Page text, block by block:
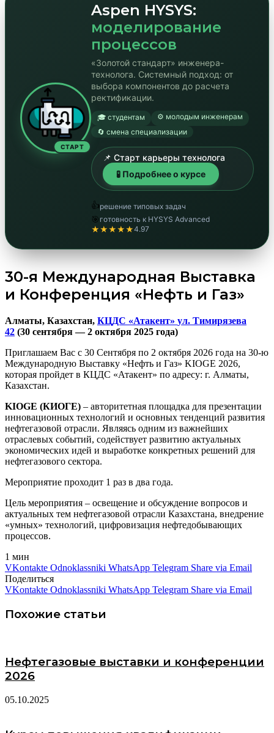
СТАРТ
Aspen HYSYS:
моделирование
процессов
«Золотой стандарт» инженера-
технолога. Системный подход: от
выбора компонентов до расчета
ректификации.
🎓 студентам
⚙️ молодым инженерам
🔄 смена специализации
📌 Старт карьеры технолога
🧪 Подробнее о курсе
👍решение типовых задач
🎯 готовность к HYSYS Advanced
★★★★★4.97
30-я Международная Выставка
и Конференция «Нефть и Газ»
Алматы, Казахстан, КЦДС «Атакент» ул. Тимирязева
42 (30 сентября — 2 октября 2025 года)
Приглашаем Вас с 30 Сентября по 2 октября 2026 года на 30-ю
Международную Выставку «Нефть и Газ» KIOGE 2026,
которая пройдет в КЦДС «Атакент» по адресу: г. Алматы,
Казахстан.
KIOGE (КИОГЕ) – авторитетная площадка для презентации
инновационных технологий и основных тенденций развития
нефтегазовой отрасли. Являясь одним из важнейших
отраслевых событий, содействует развитию актуальных
экономических идей и выработке конкретных решений для
нефтегазового сектора.
Мероприятие проходит 1 раз в два года.
Цель мероприятия – освещение и обсуждение вопросов и
актуальных тем нефтегазовой отрасли Казахстана, внедрение
«умных» технологий, цифровизация нефтедобывающих
процессов.
1 мин
VKontakte Odnoklassniki WhatsApp Telegram Share via Email
Поделиться
VKontakte Odnoklassniki WhatsApp Telegram Share via Email
Похожие статьи
Нефтегазовые выставки и конференции
2026
05.10.2025